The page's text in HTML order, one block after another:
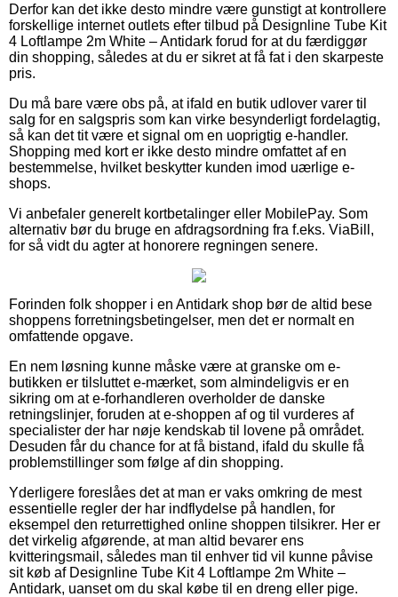
Derfor kan det ikke desto mindre være gunstigt at kontrollere
forskellige internet outlets efter tilbud på Designline Tube Kit
4 Loftlampe 2m White – Antidark forud for at du færdiggør
din shopping, således at du er sikret at få fat i den skarpeste
pris.
Du må bare være obs på, at ifald en butik udlover varer til
salg for en salgspris som kan virke besynderligt fordelagtig,
så kan det tit være et signal om en uoprigtig e-handler.
Shopping med kort er ikke desto mindre omfattet af en
bestemmelse, hvilket beskytter kunden imod uærlige e-
shops.
Vi anbefaler generelt kortbetalinger eller MobilePay. Som
alternativ bør du bruge en afdragsordning fra f.eks. ViaBill,
for så vidt du agter at honorere regningen senere.
Forinden folk shopper i en Antidark shop bør de altid bese
shoppens forretningsbetingelser, men det er normalt en
omfattende opgave.
En nem løsning kunne måske være at granske om e-
butikken er tilsluttet e-mærket, som almindeligvis er en
sikring om at e-forhandleren overholder de danske
retningslinjer, foruden at e-shoppen af og til vurderes af
specialister der har nøje kendskab til lovene på området.
Desuden får du chance for at få bistand, ifald du skulle få
problemstillinger som følge af din shopping.
Yderligere foreslåes det at man er vaks omkring de mest
essentielle regler der har indflydelse på handlen, for
eksempel den returrettighed online shoppen tilsikrer. Her er
det virkelig afgørende, at man altid bevarer ens
kvitteringsmail, således man til enhver tid vil kunne påvise
sit køb af Designline Tube Kit 4 Loftlampe 2m White –
Antidark, uanset om du skal købe til en dreng eller pige.